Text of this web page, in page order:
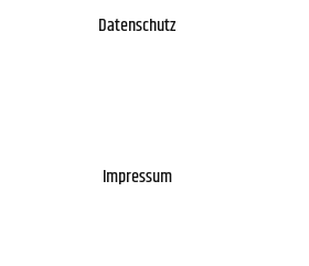
Datenschutz
Impressum